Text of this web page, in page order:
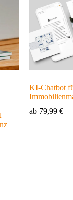
KI-Chatbot
ab 79,99€